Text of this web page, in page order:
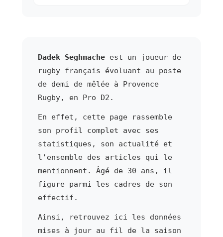
Dadek Seghmacheest un joueur de
rugby français évoluant au poste
de demi de mêlée à Provence
Rugby, en Pro D2.
En effet, cette page rassemble
son profil complet avec ses
statistiques, son actualité et
l'ensemble des articles qui le
mentionnent. Âgé de 30 ans, il
figure parmi les cadres de son
effectif.
Ainsi, retrouvez ici les données
mises à jour au fil de la saison